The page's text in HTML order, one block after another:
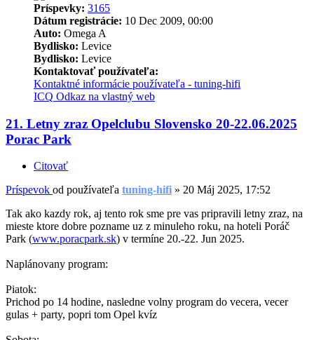
Príspevky: 3165
Dátum registrácie: 10 Dec 2009, 00:00
Auto: Omega A
Bydlisko: Levice
Bydlisko: Levice
Kontaktovať používateľa:
Kontaktné informácie používateľa - tuning-hifi
ICQ Odkaz na vlastný web
21. Letny zraz Opelclubu Slovensko 20-22.06.2025
Porac Park
Citovať
Príspevok od používateľa tuning-hifi » 20 Máj 2025, 17:52
Tak ako kazdy rok, aj tento rok sme pre vas pripravili letny zraz, na
mieste ktore dobre pozname uz z minuleho roku, na hoteli Poráč
Park (www.poracpark.sk) v termíne 20.-22. Jun 2025.
Naplánovany program:
Piatok:
Prichod po 14 hodine, nasledne volny program do vecera, vecer
gulas + party, popri tom Opel kvíz